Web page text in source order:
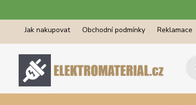
Jak nakupovat Obchodní podmínky Reklamace